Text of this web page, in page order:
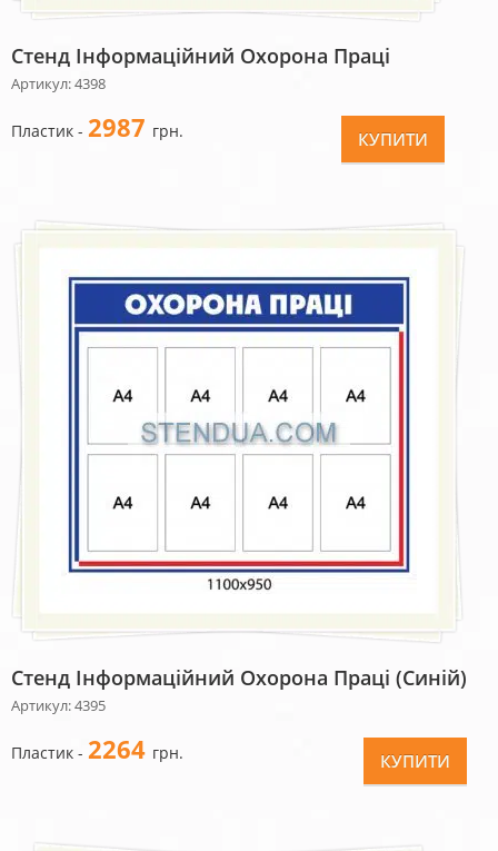
Стенд Інформаційний Охорона Праці
Артикул: 4398
Пластик - 2987 грн. КУПИТИ
Стенд Інформаційний Охорона Праці (синій)
Артикул: 4395
Пластик - 2264 грн. КУПИТИ